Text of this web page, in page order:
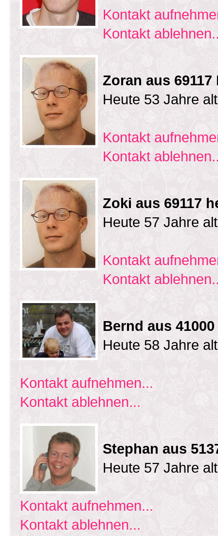
Kontakt
Kontakt
Zoran aus
Heute 53 Jahre
Kontakt
Kontakt
Zoki aus 69117
Heute 57 Jahre
Kontakt
Kontakt
Bernd aus
Heute 58 Jahre
Kontakt aufnehmen...
Kontakt ablehnen...
Stephan aus
Heute 57 Jahre
Kontakt aufnehmen...
Kontakt ablehnen...